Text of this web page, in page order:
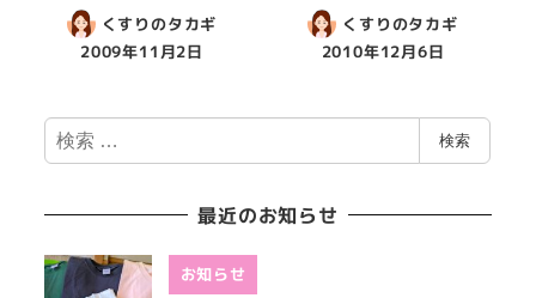
くすりのタカギ
2009年11月2日
くすりのタカギ
2010年12月6日
検
索
検索
最近のお知らせ
お知らせ